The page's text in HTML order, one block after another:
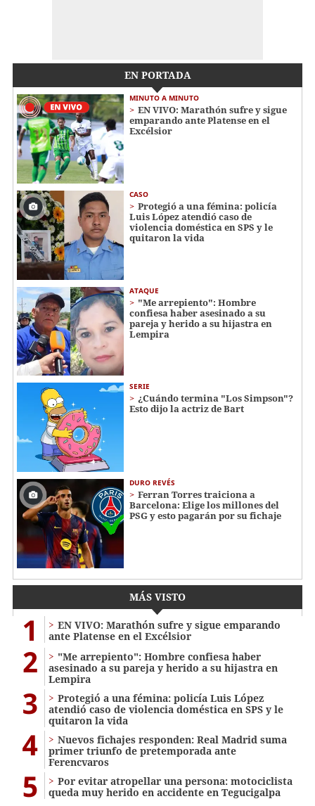
EN PORTADA
MINUTO A MINUTO
EN VIVO: Marathón sufre y sigue
emparando ante Platense en el
Excélsior
CASO
Protegió a una fémina: policía
Luis López atendió caso de
violencia doméstica en SPS y le
quitaron la vida
ATAQUE
"Me arrepiento": Hombre
confiesa haber asesinado a su
pareja y herido a su hijastra en
Lempira
SERIE
¿Cuándo termina "Los Simpson"?
Esto dijo la actriz de Bart
DURO REVÉS
Ferran Torres traiciona a
Barcelona: Elige los millones del
PSG y esto pagarán por su fichaje
MÁS VISTO
1
EN VIVO: Marathón sufre y sigue emparando
ante Platense en el Excélsior
2
"Me arrepiento": Hombre confiesa haber
asesinado a su pareja y herido a su hijastra en
Lempira
3
Protegió a una fémina: policía Luis López
atendió caso de violencia doméstica en SPS y le
quitaron la vida
4
Nuevos fichajes responden: Real Madrid suma
primer triunfo de pretemporada ante
Ferencvaros
5
Por evitar atropellar una persona: motociclista
queda muy herido en accidente en Tegucigalpa